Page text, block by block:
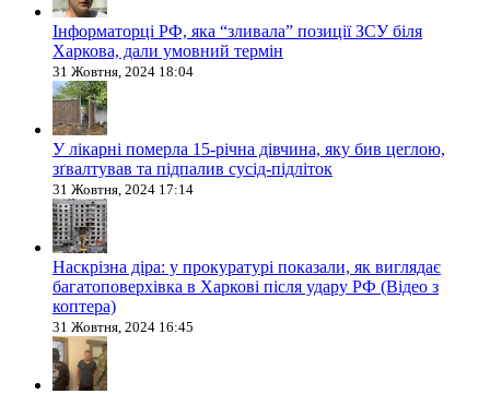
Інформаторці РФ, яка “зливала” позиції ЗСУ біля
Харкова, дали умовний термін
31 Жовтня, 2024 18:04
У лікарні померла 15-річна дівчина, яку бив цеглою,
зґвалтував та підпалив сусід-підліток
31 Жовтня, 2024 17:14
Наскрізна діра: у прокуратурі показали, як виглядає
багатоповерхівка в Харкові після удару РФ (Відео з
коптера)
31 Жовтня, 2024 16:45